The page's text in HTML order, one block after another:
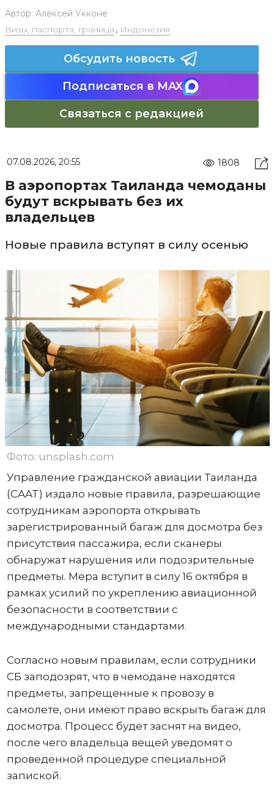
Автор: Алексей Укконе
Визы, паспорта, граница , Индонезия
Обсудить новость
Подписаться в MAX
Связаться с редакцией
07.08.2026, 20:55 1808
В аэропортах Таиланда чемоданы
будут вскрывать без их
владельцев
Новые правила вступят в силу осенью
Фото: unsplash.com
Управление гражданской авиации Таиланда
(CAAT) издало новые правила, разрешающие
сотрудникам аэропорта открывать
зарегистрированный багаж для досмотра без
присутствия пассажира, если сканеры
обнаружат нарушения или подозрительные
предметы. Мера вступит в силу 16 октября в
рамках усилий по укреплению авиационной
безопасности в соответствии с
международными стандартами.
Согласно новым правилам, если сотрудники
СБ заподозрят, что в чемодане ​​находятся
предметы, запрещенные к провозу в
самолете, они имеют право вскрыть багаж для
досмотра. Процесс будет заснят на видео,
после чего владельца вещей уведомят о
проведенной процедуре специальной
запиской.